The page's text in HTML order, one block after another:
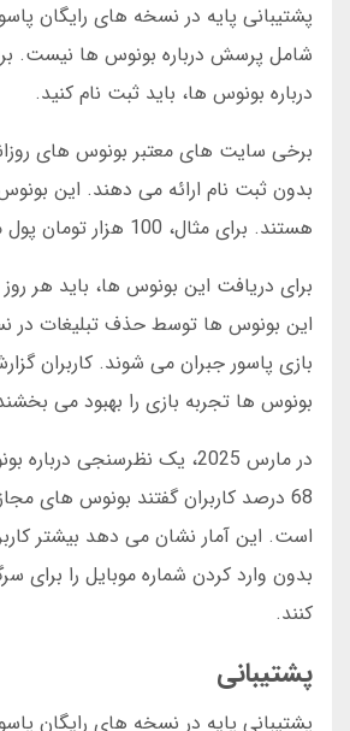
پشتیبانی پایه در نسخه های رایگان
شامل پرسش درباره بونوس ها نیست.
درباره بونوس ها، باید ثبت نام کنید.
برخی سایت های معتبر بونوس های
بدون ثبت نام ارائه می دهند. این
هستند. برای مثال، 100 هزار تومان پول مجازی در روز.
برای دریافت این بونوس ها، باید هر
این بونوس ها توسط حذف تبلیغات در
بازی پاسور جبران می شوند. کاربران
بونوس ها تجربه بازی را بهبود می
در مارس 2025، یک نظرسنجی
68 درصد کاربران گفتند بونوس های
است. این آمار نشان می دهد بیشتر
بدون وارد کردن شماره موبایل را برای
کنند.
پشتیبانی
پشتیبانی پایه در نسخه های رایگان